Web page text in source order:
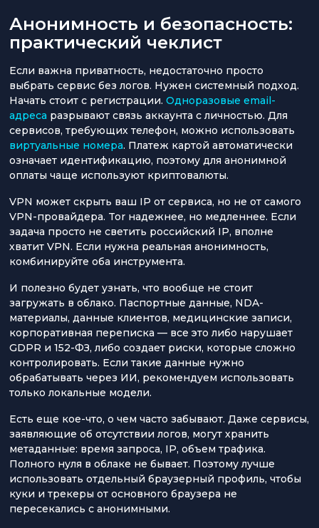
Анонимность и безопасность:
практический чеклист
Если важна приватность, недостаточно просто
выбрать сервис без логов. Нужен системный подход.
Начать стоит с регистрации. Одноразовые email-
адреса разрывают связь аккаунта с личностью. Для
сервисов, требующих телефон, можно использовать
виртуальные номера. Платеж картой автоматически
означает идентификацию, поэтому для анонимной
оплаты чаще используют криптовалюты.
VPN может скрыть ваш IP от сервиса, но не от самого
VPN-провайдера. Tor надежнее, но медленнее. Если
задача просто не светить российский IP, вполне
хватит VPN. Если нужна реальная анонимность,
комбинируйте оба инструмента.
И полезно будет узнать, что вообще не стоит
загружать в облако. Паспортные данные, NDA-
материалы, данные клиентов, медицинские записи,
корпоративная переписка — все это либо нарушает
GDPR и 152-ФЗ, либо создает риски, которые сложно
контролировать. Если такие данные нужно
обрабатывать через ИИ, рекомендуем использовать
только локальные модели.
Есть еще кое-что, о чем часто забывают. Даже сервисы,
заявляющие об отсутствии логов, могут хранить
метаданные: время запроса, IP, объем трафика.
Полного нуля в облаке не бывает. Поэтому лучше
использовать отдельный браузерный профиль, чтобы
куки и трекеры от основного браузера не
пересекались с анонимными.